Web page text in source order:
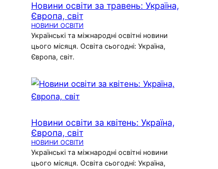
Новини освіти за травень: Україна,
Європа, світ
НОВИНИ ОСВІТИ
Українські та міжнародні освітні новини
цього місяця. Освіта сьогодні: Україна,
Європа, світ.
Новини освіти за квітень: Україна,
Європа, світ
НОВИНИ ОСВІТИ
Українські та міжнародні освітні новини
цього місяця. Освіта сьогодні: Україна,